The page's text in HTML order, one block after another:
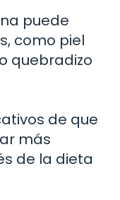
puede
como piel
quebradizo
de que
más
de la dieta